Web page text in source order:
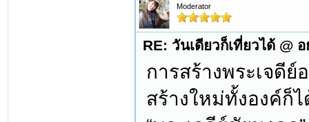
Moderator
RE: วันเดียวก็เที่ยวได้ @
การสร้างพระเจดีย์
สร้างใหม่ทั้งองค์ก็